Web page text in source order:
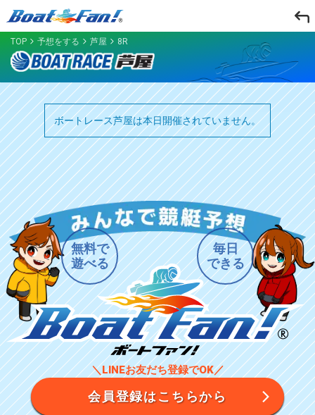
TOP 予想をする 芦屋 8R
ボートレース芦屋は本日開催されていません。
無料で
遊べる
毎日
できる
＼LINEお友だち登録でOK／
会員登録はこちらから